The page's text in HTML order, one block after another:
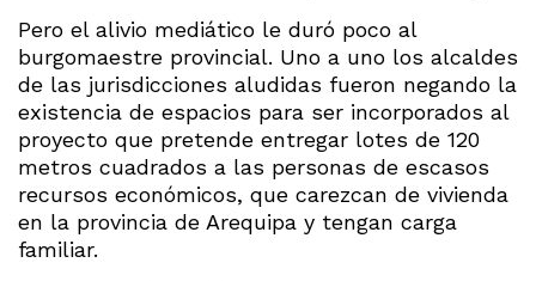
Pero el alivio mediático le duró poco al
burgomaestre provincial. Uno a uno los alcaldes
de las jurisdicciones aludidas fueron negando la
existencia de espacios para ser incorporados al
proyecto que pretende entregar lotes de 120
metros cuadrados a las personas de escasos
recursos económicos, que carezcan de vivienda
en la provincia de Arequipa y tengan carga
familiar.